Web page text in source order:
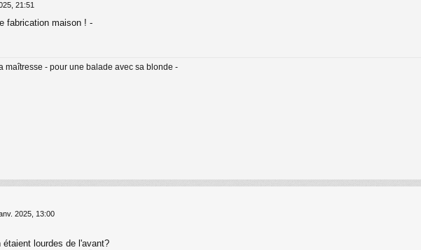
21:51
fabrication maison ! -
maîtresse - pour une balade avec sa blonde -
2025, 13:00
lourdes de l'avant?